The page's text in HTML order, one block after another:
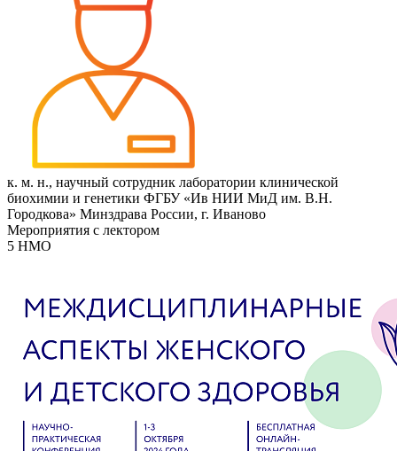
к. м. н., научный сотрудник лаборатории клинической
биохимии и генетики ФГБУ «Ив НИИ МиД им. В.Н.
Городкова» Минздрава России, г. Иваново
Мероприятия с лектором
5 НМО